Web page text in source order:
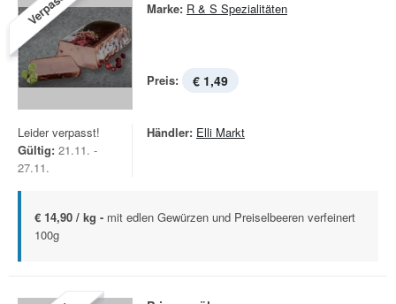
Marke: R & S Spezialitäten
Preis: € 1,49
Leider verpasst!
Gültig: 21.11. -
27.11.
Händler: Elli Markt
€ 14,90 / kg - mit edlen Gewürzen und Preiselbeeren verfeinert
100g